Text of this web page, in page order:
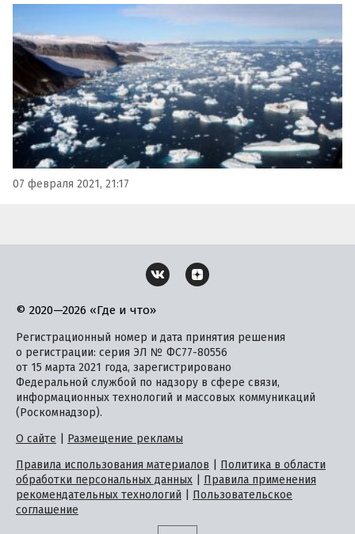
подниматься сильнее, чем в большинстве ранних
климатических моделей.
07 февраля 2021, 21:17
© 2020—2026 «Где и что»
Регистрационный номер и дата принятия решения
о регистрации: серия ЭЛ № ФС77-80556
от 15 марта 2021 года, зарегистрировано
Федеральной службой по надзору в сфере связи,
информационных технологий и массовых коммуникаций
(Роскомнадзор).
О сайте
Размещение рекламы
Правила использования материалов
Политика в области
обработки персональных данных
Правила применения
рекомендательных технологий
Пользовательское
соглашение